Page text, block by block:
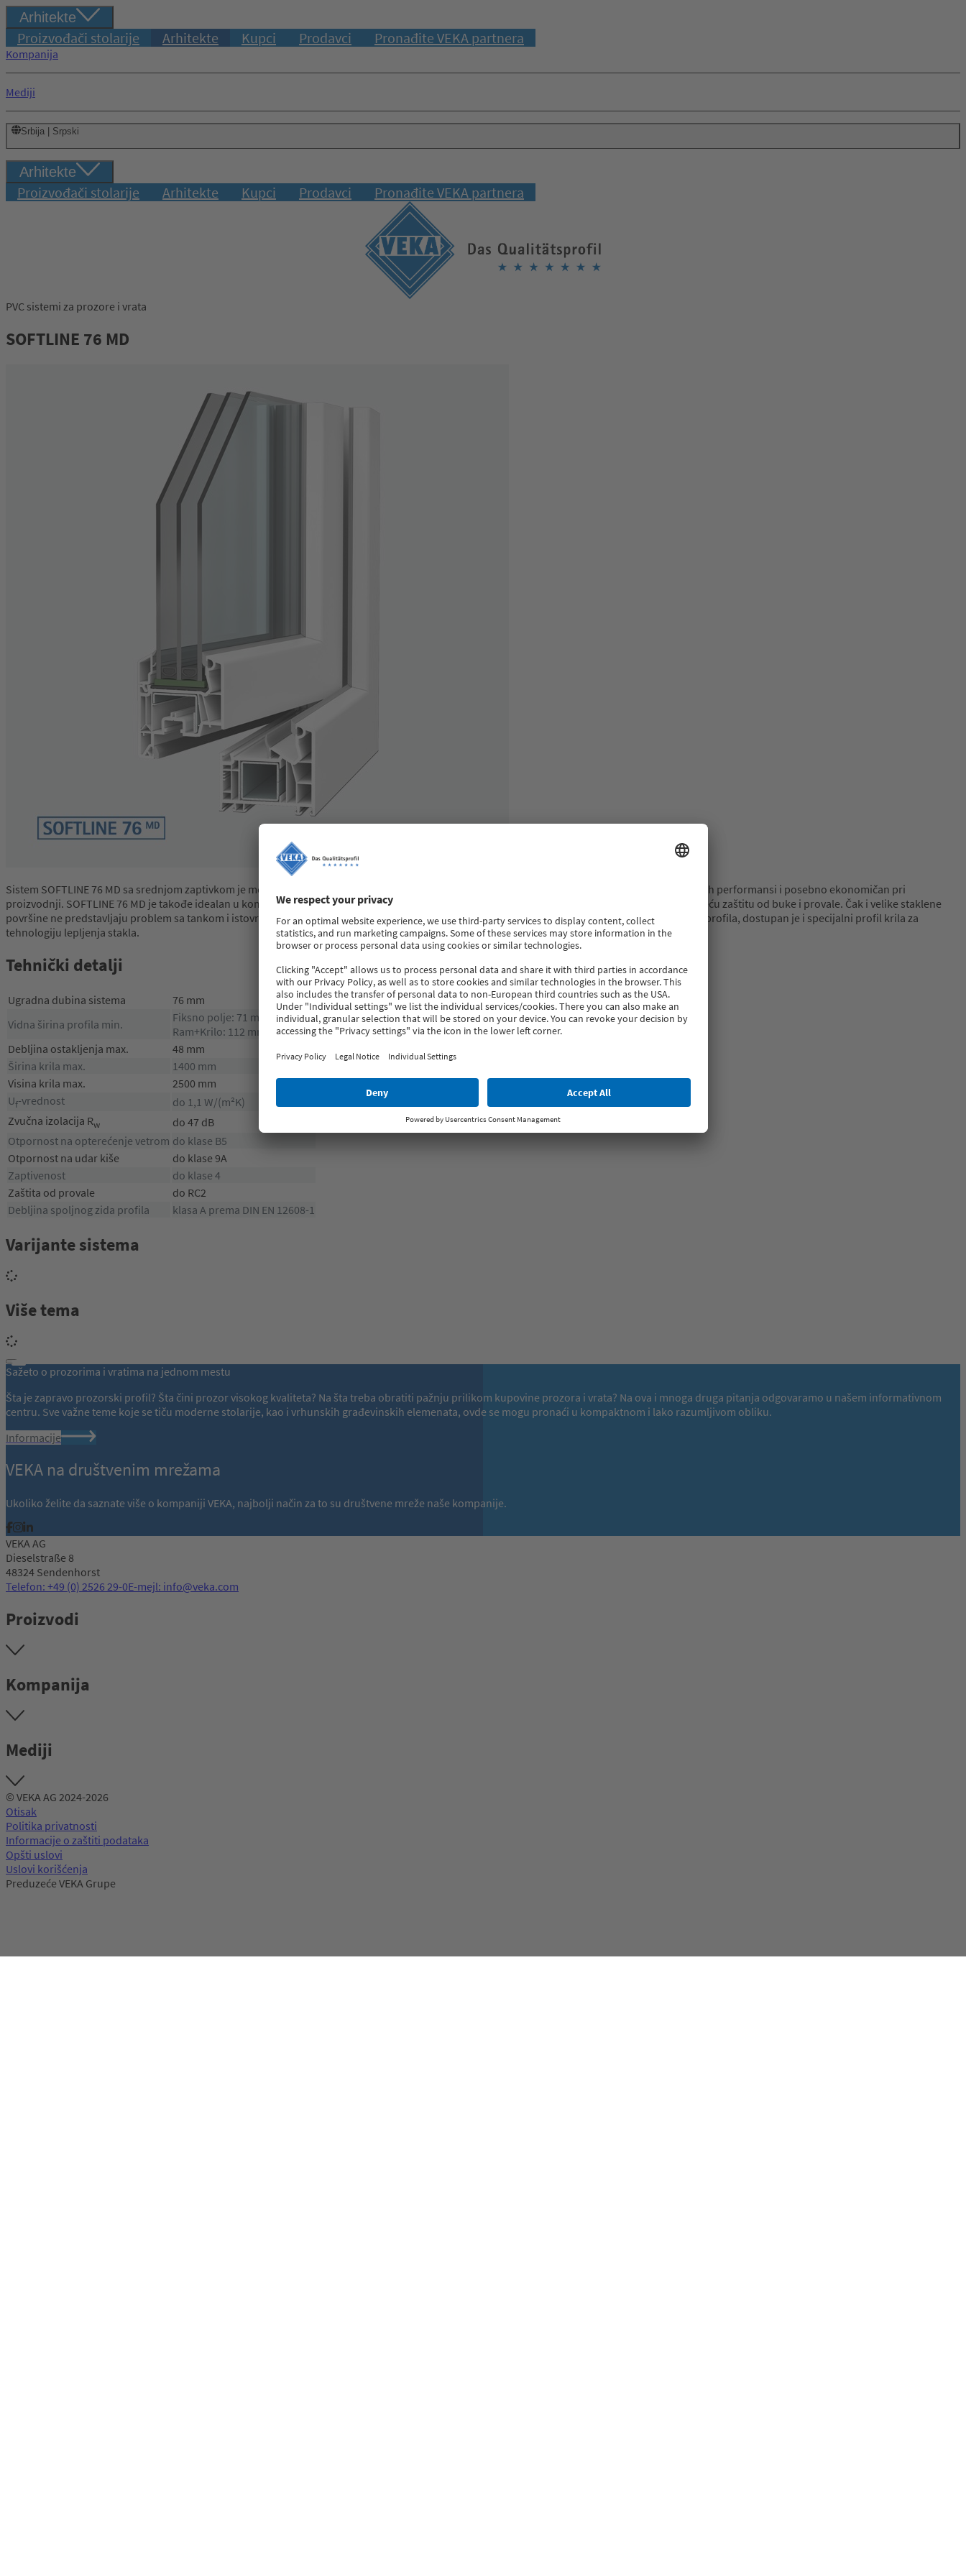
Arhitekte
Proizvođači stolarije Arhitekte Kupci Prodavci Pronađite VEKA partnera
Kompanija
Mediji
Srbija | Srpski
Arhitekte
Proizvođači stolarije Arhitekte Kupci Prodavci Pronađite VEKA partnera
Prijava
PVC sistemi za prozore i vrata
SOFTLINE 76 MD
Sistem SOFTLINE 76 MD sa srednjom zaptivkom je moderan višekomorni sistem sa osnovnomu gradnom dubinom od 76 mm, vrhunskih izolacionih performansi i posebno ekonomičan pri
proizvodnji. SOFTLINE 76 MD je takođe idealan u kombinaciji sa modernim trostrukim ostakljenjem i specijalnim funkcionalnim ostakljenjem za veću zaštitu od buke i provale. Čak i velike staklene
površine ne predstavljaju problem sa tankom i istovremeno fleksibilnom konstrukcijom profila SOFTLINE 76 MD. Pored širokog spektra dodatnih profila, dostupan je i specijalni profil krila za
tehnologiju lepljenja stakla.
Tehnički detalji
Ugradna dubina sistema
76 mm
Vidna širina profila min.
Fiksno polje: 71 mm
Ram+Krilo: 112 mm
Debljina ostakljenja max.
48 mm
Širina krila max.
1400 mm
Visina krila max.
2500 mm
Uf-vrednost
do 1,1 W/(m²K)
Zvučna izolacija Rw
do 47 dB
Otpornost na opterećenje vetrom do klase B5
Otpornost na udar kiše
do klase 9A
Zaptivenost
do klase 4
Zaštita od provale
do RC2
Debljina spoljnog zida profila
klasa A prema DIN EN 12608-1
Varijante sistema
Više tema
Sažeto o prozorima i vratima na jednom mestu
Šta je zapravo prozorski profil? Šta čini prozor visokog kvaliteta? Na šta treba obratiti pažnju prilikom kupovine prozora i vrata? Na ova i mnoga druga pitanja odgovaramo u našem informativnom
centru. Sve važne teme koje se tiču moderne stolarije, kao i vrhunskih građevinskih elemenata, ovde se mogu pronaći u kompaktnom i lako razumljivom obliku.
Informacije
VEKA na društvenim mrežama
Ukoliko želite da saznate više o kompaniji VEKA, najbolji način za to su društvene mreže naše kompanije.
VEKA AG
Dieselstraße 8
48324 Sendenhorst
Telefon: +49 (0) 2526 29-0E-mejl: info@veka.com
Proizvodi
Kompanija
Mediji
© VEKA AG 2024-2026
Otisak
Politika privatnosti
Informacije o zaštiti podataka
Opšti uslovi
Uslovi korišćenja
Preduzeće VEKA Grupe